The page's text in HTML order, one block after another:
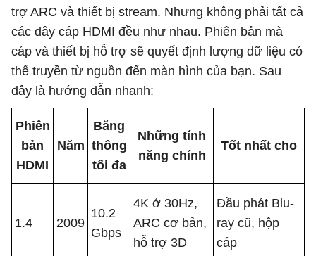
trợ ARC và thiết bị stream. Nhưng không phải tất cả
các dây cáp HDMI đều như nhau. Phiên bản mà
cáp và thiết bị hỗ trợ sẽ quyết định lượng dữ liệu có
thể truyền từ nguồn đến màn hình của bạn. Sau
đây là hướng dẫn nhanh:
Phiên
bản
HDMI
Năm
Băng
thông
tối đa
Những tính
năng chính
Tốt nhất cho
1.4 2009
10.2
Gbps
4K ở 30Hz,
ARC cơ bản,
hỗ trợ 3D
Đầu phát Blu-
ray cũ, hộp
cáp